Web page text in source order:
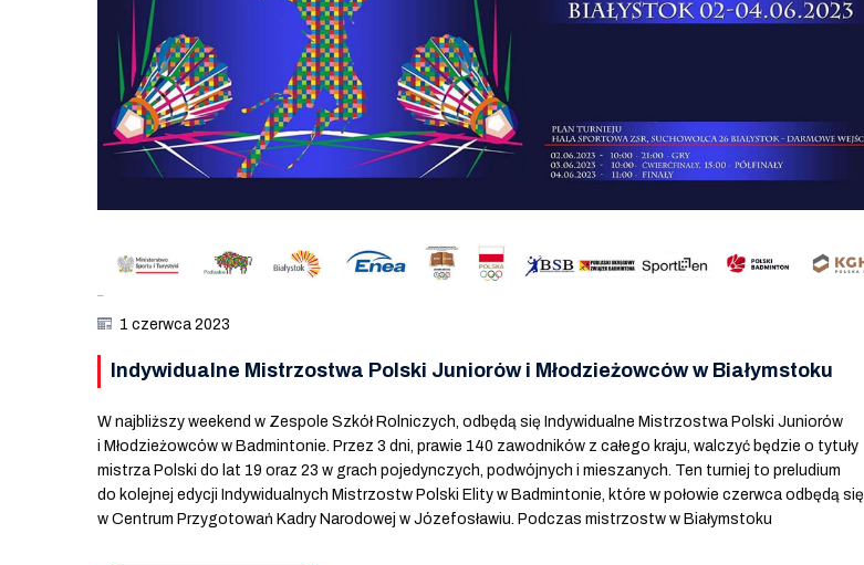
1 czerwca 2023
Indywidualne Mistrzostwa Polski Juniorów i Młodzieżowców w Białymstoku
W najbliższy weekend w Zespole Szkół Rolniczych, odbędą się Indywidualne Mistrzostwa Polski Juniorów
i Młodzieżowców w Badmintonie. Przez 3 dni, prawie 140 zawodników z całego kraju, walczyć będzie o tytuły
mistrza Polski do lat 19 oraz 23 w grach pojedynczych, podwójnych i mieszanych. Ten turniej to preludium
do kolejnej edycji Indywidualnych Mistrzostw Polski Elity w Badmintonie, które w połowie czerwca odbędą się
w Centrum Przygotowań Kadry Narodowej w Józefosławiu. Podczas mistrzostw w Białymstoku